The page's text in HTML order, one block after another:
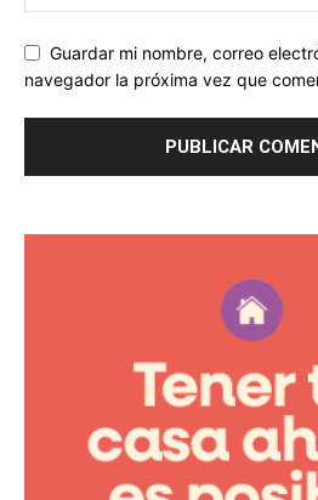
Guardar mi nombre, correo
navegador la próxima vez que